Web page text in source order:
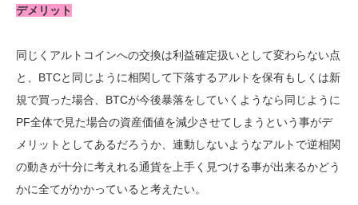
デメリット
同じくアルトコインへの交換は利益確定扱いとして変わらない点
と、BTCと同じように相関して下落するアルトを保有もしくは新
規で買った場合、BTCが今後暴落をしていくようなら同じように
PF全体で見た場合の資産価値を減少させてしまうという事がデ
メリットとしてあるだろうか、連動しないようなアルトで逆相関
の動きが十分に考えれる通貨を上手く見つける事が出来るかどう
かに全てがかかっていると考えたい。